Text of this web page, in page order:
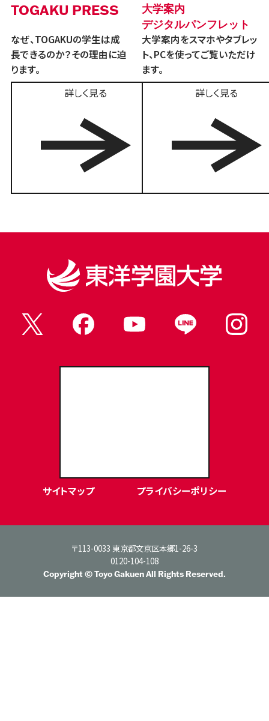
TOGAKU PRESS
なぜ、TOGAKUの学生は成
長できるのか？その理由に迫
ります。
詳しく見る
大学案内
デジタルパンフレット
大学案内をスマホやタブレッ
ト、PCを使ってご覧いただけ
ます。
詳しく見る
サイトマップ プライバシーポリシー
〒113-0033 東京都文京区本郷1-26-3
0120-104-108
Copyright © Toyo Gakuen All Rights Reserved.